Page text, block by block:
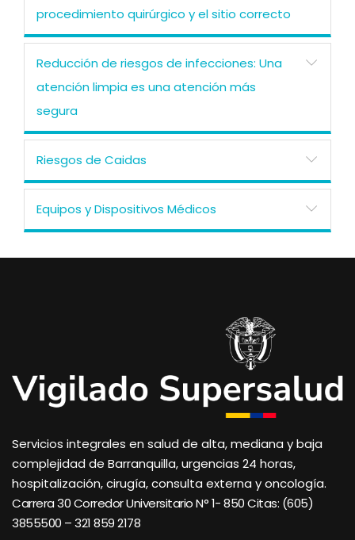
procedimiento quirúrgico y el sitio correcto
Reducción de riesgos de infecciones: Una
atención limpia es una atención más
segura
Riesgos de Caidas
Equipos y Dispositivos Médicos
Servicios integrales en salud de alta, mediana y baja
complejidad de Barranquilla, urgencias 24 horas,
hospitalización, cirugía, consulta externa y oncología.
Carrera 30 Corredor Universitario N° 1- 850 Citas: (605)
3855500 – 321 859 2178